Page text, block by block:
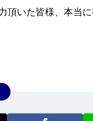
頂いた皆様、本当